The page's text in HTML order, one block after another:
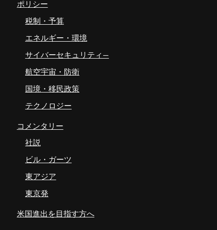
ポリシー
税制・予算
エネルギー・環境
サイバーセキュリティ―
航空宇宙・防衛
国境・移民政策
テクノロジー
コメンタリー
社説
ビル・ガーツ
東アジア
東京発
米国進出を目指す方へ